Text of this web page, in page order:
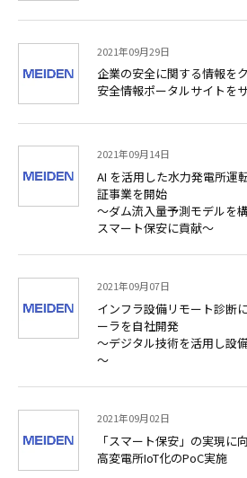
2021年09月29日
企業の安全に関する情報を
安全情報ポータルサイトを
2021年09月14日
AI を活用した水力発電所運
証事業を開始
～ダム流入量予測モデルを
スマート保安に貢献～
2021年09月07日
インフラ設備リモート診断
ーラを自社開発
～デジタル技術を活用し設
～
2021年09月02日
「スマート保安」の実現に
高変電所IoT化のPoC実施